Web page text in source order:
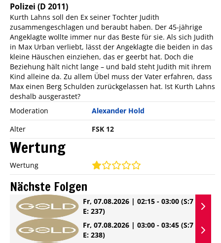
Polizei (D 2011)
Kurth Lahns soll den Ex seiner Tochter Judith
zusammengeschlagen und beraubt haben. Der 45-jährige
Angeklagte wollte immer nur das Beste für sie. Als sich Judith
in Max Urban verliebt, lässt der Angeklagte die beiden in das
kleine Häuschen einziehen, das er geerbt hat. Doch die
Beziehung hält nicht lange – und bald steht Judith mit ihrem
Kind alleine da. Zu allem Übel muss der Vater erfahren, dass
Max einen Berg Schulden zurückgelassen hat. Ist Kurth Lahns
deshalb ausgerastet?
Moderation
Alexander Hold
Alter
FSK 12
Wertung
Wertung
Nächste Folgen
Fr, 07.08.2026 | 02:15 - 03:00 (S:7
E: 237)
Fr, 07.08.2026 | 03:00 - 03:45 (S:7
E: 238)